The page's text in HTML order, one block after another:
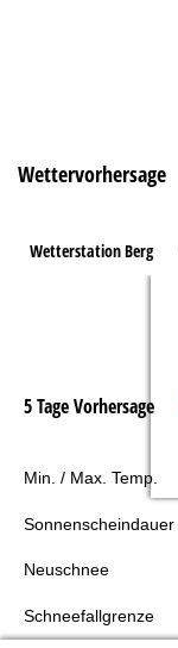
Wettervorhersage
Wetterstation Berg
5 Tage Vorhersage
Min. / Max. Temp.
Sonnenscheindauer
Neuschnee
Schneefallgrenze